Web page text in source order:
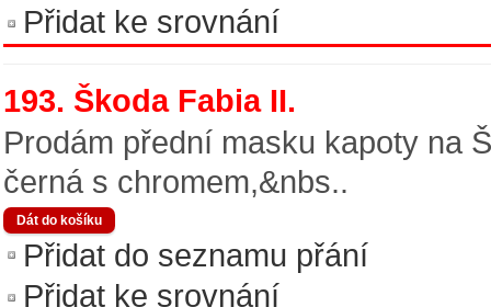
Přidat ke srovnání
193. Škoda Fabia II.
Prodám přední masku kapoty na
černá s chromem,&nbs..
Přidat do seznamu přání
Přidat ke srovnání